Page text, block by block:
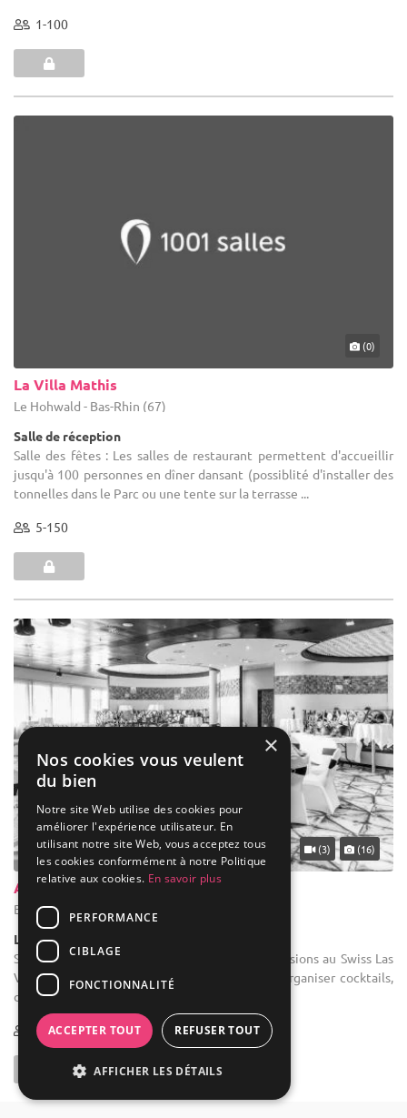
1-100
(0)
La Villa Mathis
Le Hohwald - Bas-Rhin (67)
Salle de réception
Salle des fêtes : Les salles de restaurant permettent d'accueillir
jusqu'à 100 personnes en dîner dansant (possiblité d'installer des
tonnelles dans le Parc ou une tente sur la terrasse ...
5-150
(3) (16)
Airport Casino Basel
Bâle - Bâle (BA)
Lieu Atypique / Casino
Salle des fêtes : Découvrez de nouvelles dimensions au Swiss Las
Vegas. Les salles d’événements permettent d'organiser cocktails,
dîners, spectacles, mariages, baptême et ...
30-350 531 max
×
Nos cookies vous veulent
du bien
Notre site Web utilise des cookies pour
améliorer l'expérience utilisateur. En
utilisant notre site Web, vous acceptez tous
les cookies conformément à notre Politique
relative aux cookies. En savoir plus
PERFORMANCE
CIBLAGE
FONCTIONNALITÉ
ACCEPTER TOUT REFUSER TOUT
AFFICHER LES DÉTAILS